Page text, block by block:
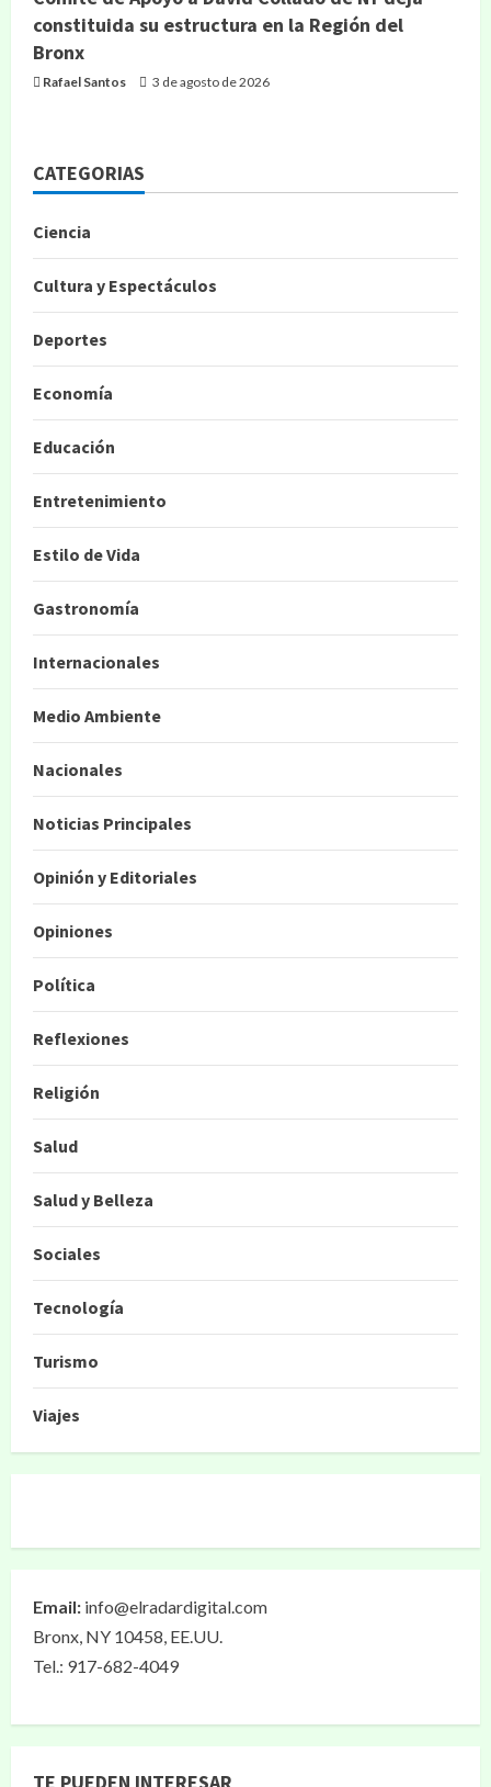
constituida su estructura en la Región del
Bronx
Rafael Santos 3 de agosto de 2026
CATEGORIAS
Ciencia
Cultura y Espectáculos
Deportes
Economía
Educación
Entretenimiento
Estilo de Vida
Gastronomía
Internacionales
Medio Ambiente
Nacionales
Noticias Principales
Opinión y Editoriales
Opiniones
Política
Reflexiones
Religión
Salud
Salud y Belleza
Sociales
Tecnología
Turismo
Viajes
Email: info@elradardigital.com
Bronx, NY 10458, EE.UU.
Tel.: 917-682-4049